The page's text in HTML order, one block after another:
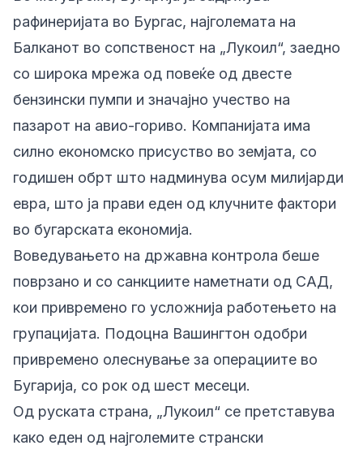
рафинеријата во Бургас, најголемата на
Балканот во сопственост на „Лукоил“, заедно
со широка мрежа од повеќе од двесте
бензински пумпи и значајно учество на
пазарот на авио-гориво. Компанијата има
силно економско присуство во земјата, со
годишен обрт што надминува осум милијарди
евра, што ја прави еден од клучните фактори
во бугарската економија.
Воведувањето на државна контрола беше
поврзано и со санкциите наметнати од САД,
кои привремено го усложнија работењето на
групацијата. Подоцна Вашингтон одобри
привремено олеснување за операциите во
Бугарија, со рок од шест месеци.
Од руската страна, „Лукоил“ се претставува
како еден од најголемите странски